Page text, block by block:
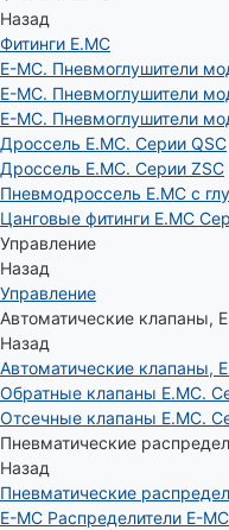
Назад
Фитинги E.MC
E-MC. Пневмоглушители
E-MC. Пневмоглушители
E-MC. Пневмоглушители
Дроссель E.MC. Серии QSC
Дроссель E.MC. Серии ZSC
Пневмодроссель E.MC с
Цанговые фитинги E.MC
Управление
Назад
Управление
Автоматические клапаны,
Назад
Автоматические клапаны,
Обратные клапаны E.MC.
Отсечные клапаны E.MC.
Пневматические
Назад
Пневматические
E-MC Распределители E-